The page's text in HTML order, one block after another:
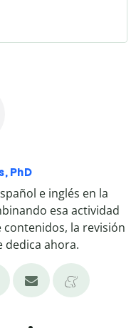
PhD
e inglés en la
esa actividad
la revisión
dedica ahora.